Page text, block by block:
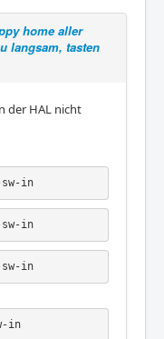
home aller
langsam, tasten
der HAL nicht
in
in
in
in